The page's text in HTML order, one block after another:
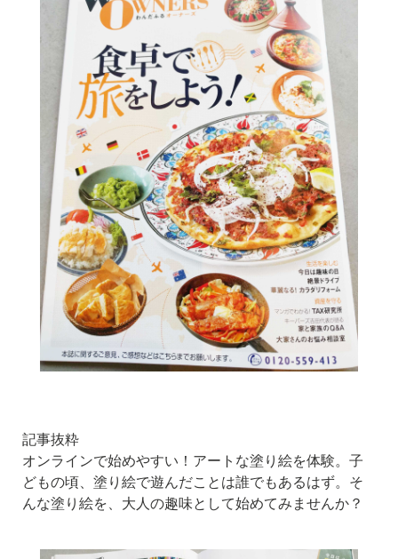
記事抜粋
オンラインで始めやすい！アートな塗り絵を体験。子
どもの頃、塗り絵で遊んだことは誰でもあるはず。そ
んな塗り絵を、大人の趣味として始めてみませんか？